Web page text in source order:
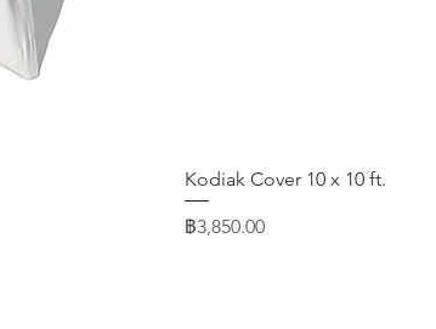
Kodiak Cover 10 x 10 ft.
ราคา
฿3,850.00